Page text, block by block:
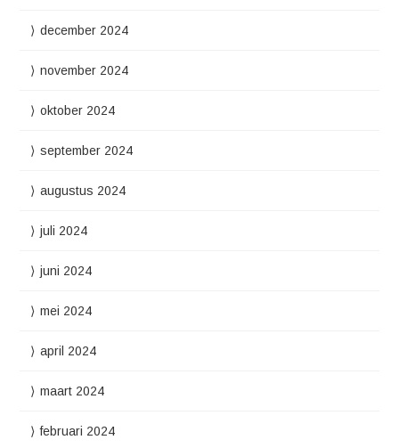
december 2024
november 2024
oktober 2024
september 2024
augustus 2024
juli 2024
juni 2024
mei 2024
april 2024
maart 2024
februari 2024